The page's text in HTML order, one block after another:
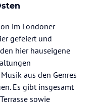
im Londoner
gefeiert und
hier hauseigene
aus den Genres
Es gibt insgesamt
sowie